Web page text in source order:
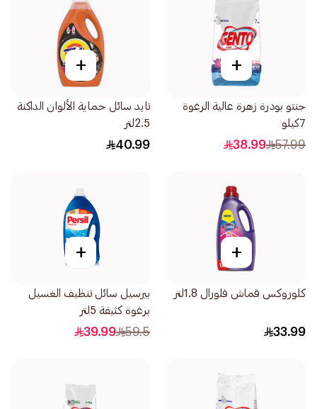
+
جنتو بودرة زهرة عالية الرغوة
7كيلو
57.99
38.99
+
تايد سائل حماية الألوان الداكنة
2.5لتر
40.99
+
كلوروكس قماش فلورال 1.8لتر
33.99
+
بيرسيل سائل تنظيف الغسيل
برغوة كثيفة 5لتر
59.5
39.99